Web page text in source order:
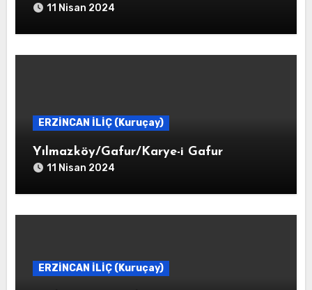
11 Nisan 2024
ERZİNCAN İLİÇ (Kuruçay)
Yılmazköy/Gafur/Karye-i Gafur
11 Nisan 2024
ERZİNCAN İLİÇ (Kuruçay)